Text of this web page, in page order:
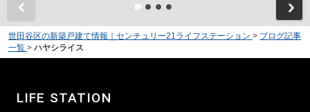
世田谷区の新築戸建て情報｜センチュリー21ライフステーション > ブログ記事
一覧 > ハヤシライス
LIFE STATION